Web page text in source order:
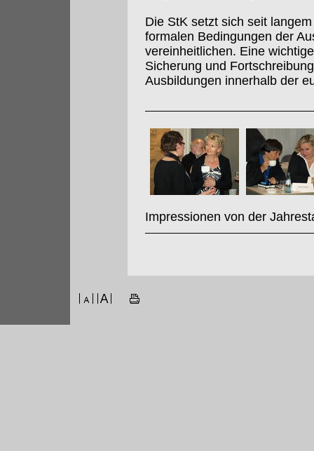
Die StK setzt sich seit
formalen Bedingungen der
vereinheitlichen. Eine
Sicherung und
Ausbildungen innerhalb der
Impressionen von der